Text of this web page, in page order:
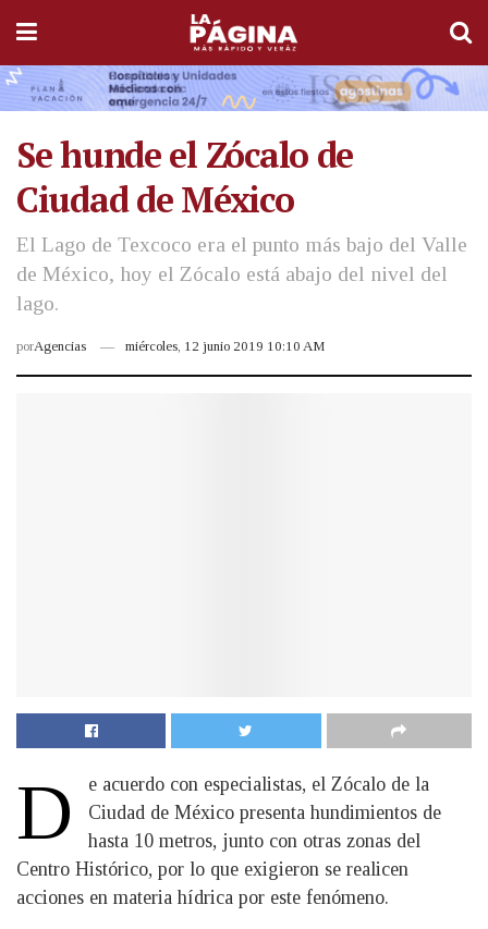
Se hunde el Zócalo de
Ciudad de México
El Lago de Texcoco era el punto más bajo del Valle
de México, hoy el Zócalo está abajo del nivel del
lago.
porAgencias miércoles, 12 junio 2019 10:10 AM
D
e acuerdo con especialistas, el Zócalo de la
Ciudad de México presenta hundimientos de
hasta 10 metros, junto con otras zonas del
Centro Histórico, por lo que exigieron se realicen
acciones en materia hídrica por este fenómeno.